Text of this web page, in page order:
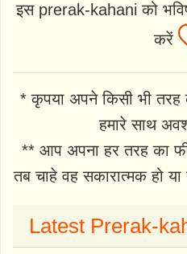
इस prerak-kahani को
करें
* कृपया अपने किसी भी तरह
हमारे साथ
** आप अपना हर तरह का
तब चाहे वह सकारात्मक हो
Latest Prerak-